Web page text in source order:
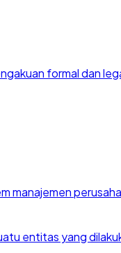
formal dan
entitas yang